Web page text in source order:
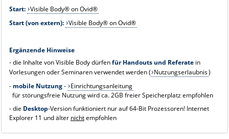
Start: Visible Body® on Ovid®
Start (von extern): Visible Body® on Ovid®
Ergänzende Hinweise
- die Inhalte von Visible Body dürfenfür Handouts und Referatein
Vorlesungen oder Seminaren verwendet werden ( Nutzungserlaubnis)
- mobile Nutzung- Einrichtungsanleitung
für störungsfreie Nutzung wird ca. 2GB freier Speicherplatz empfohlen
- die Desktop-Version funktioniert nur auf 64-Bit Prozessoren! Internet
Explorer 11 und älter nichtempfohlen